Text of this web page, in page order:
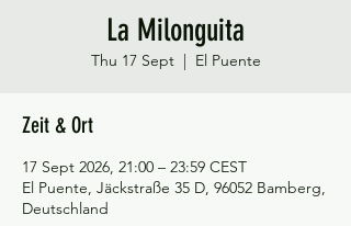
La Milonguita
Thu 17 Sept
  |
El Puente
Zeit & Ort
17 Sept 2026, 21:00 – 23:59 CEST
El Puente, Jäckstraße 35 D, 96052 Bamberg,
Deutschland